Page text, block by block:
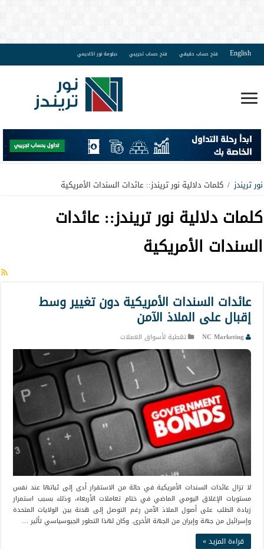
English فتح حساب حقيقي فتح حساب تجريبي دبلومة نور اكاديمي
نور تريندز / كلمات دلالية نور تريندز:: عائدات السندات الأمريكية
كلمات دلالية نور تريندز::عائدات
السندات الأمريكية
عائدات السندات الأمريكية دون تغيير وسط
إقبال على الملاذ الآمن
NC Marketing تغطية لأسواق العملات
لا تزال عائدات السندات الأمريكية في حالة من الاستقرار أدى إلى ثباتها عند نفس
مستويات الإغلاق اليومي الماضي في ختام تعاملات الأربعاء، وذلك بسبب استمرار
زيادة الطلب على أصول الملاذ الآمن رغم التوصل إلى هدنة بين الولايات المتحدة
وإسرائيل من جهة وإيران من الجهة الأخرى. وكان لهذا التطور الجيوسياسي تأثير …
قراءة المزيد »